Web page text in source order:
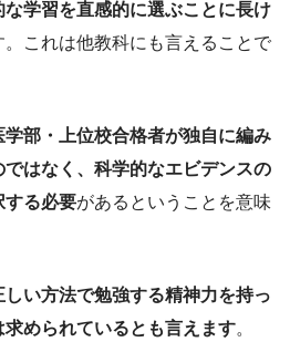
学習を直感的に選ぶことに長け
。これは他教科にも言えることで
部・上位校合格者が独自に編み
はなく、科学的なエビデンスの
する必要があるということを意味
しい方法で勉強する精神力を持っ
められているとも言えます。